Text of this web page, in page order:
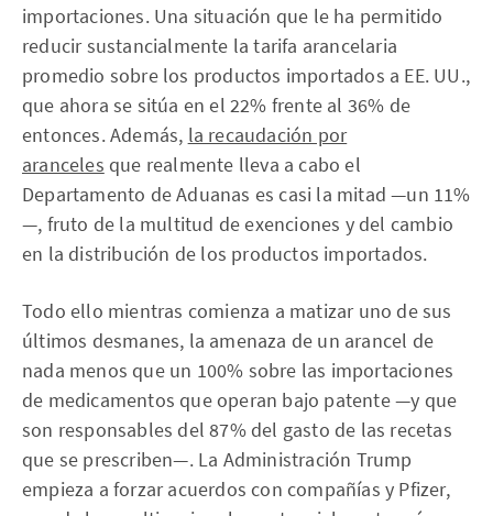
importaciones. Una situación que le ha permitido
reducir sustancialmente la tarifa arancelaria
promedio sobre los productos importados a EE. UU.,
que ahora se sitúa en el 22% frente al 36% de
entonces. Además, la recaudación por
aranceles que realmente lleva a cabo el
Departamento de Aduanas es casi la mitad —un 11%
—, fruto de la multitud de exenciones y del cambio
en la distribución de los productos importados.
Todo ello mientras comienza a matizar uno de sus
últimos desmanes, la amenaza de un arancel de
nada menos que un 100% sobre las importaciones
de medicamentos que operan bajo patente —y que
son responsables del 87% del gasto de las recetas
que se prescriben—. La Administración Trump
empieza a forzar acuerdos con compañías y Pfizer,